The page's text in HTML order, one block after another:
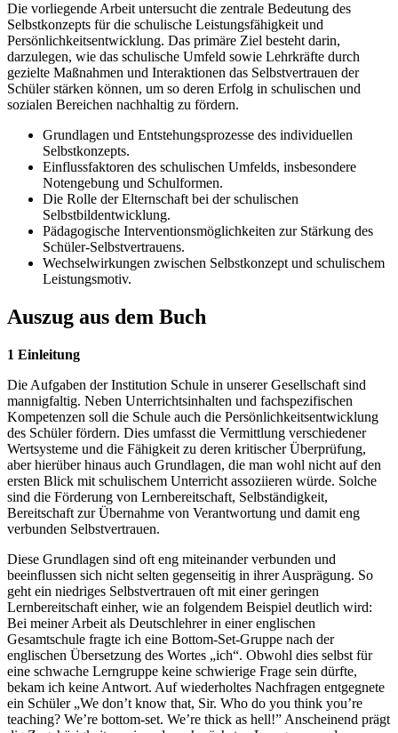
Die vorliegende Arbeit untersucht die zentrale Bedeutung des
Selbstkonzepts für die schulische Leistungsfähigkeit und
Persönlichkeitsentwicklung. Das primäre Ziel besteht darin,
darzulegen, wie das schulische Umfeld sowie Lehrkräfte durch
gezielte Maßnahmen und Interaktionen das Selbstvertrauen der
Schüler stärken können, um so deren Erfolg in schulischen und
sozialen Bereichen nachhaltig zu fördern.
Grundlagen und Entstehungsprozesse des individuellen
Selbstkonzepts.
Einflussfaktoren des schulischen Umfelds, insbesondere
Notengebung und Schulformen.
Die Rolle der Elternschaft bei der schulischen
Selbstbildentwicklung.
Pädagogische Interventionsmöglichkeiten zur Stärkung des
Schüler-Selbstvertrauens.
Wechselwirkungen zwischen Selbstkonzept und schulischem
Leistungsmotiv.
Auszug aus dem Buch
1 Einleitung
Die Aufgaben der Institution Schule in unserer Gesellschaft sind
mannigfaltig. Neben Unterrichtsinhalten und fachspezifischen
Kompetenzen soll die Schule auch die Persönlichkeitsentwicklung
des Schüler fördern. Dies umfasst die Vermittlung verschiedener
Wertsysteme und die Fähigkeit zu deren kritischer Überprüfung,
aber hierüber hinaus auch Grundlagen, die man wohl nicht auf den
ersten Blick mit schulischem Unterricht assoziieren würde. Solche
sind die Förderung von Lernbereitschaft, Selbständigkeit,
Bereitschaft zur Übernahme von Verantwortung und damit eng
verbunden Selbstvertrauen.
Diese Grundlagen sind oft eng miteinander verbunden und
beeinflussen sich nicht selten gegenseitig in ihrer Ausprägung. So
geht ein niedriges Selbstvertrauen oft mit einer geringen
Lernbereitschaft einher, wie an folgendem Beispiel deutlich wird:
Bei meiner Arbeit als Deutschlehrer in einer englischen
Gesamtschule fragte ich eine Bottom-Set-Gruppe nach der
englischen Übersetzung des Wortes „ich“. Obwohl dies selbst für
eine schwache Lerngruppe keine schwierige Frage sein dürfte,
bekam ich keine Antwort. Auf wiederholtes Nachfragen entgegnete
ein Schüler „We don’t know that, Sir. Who do you think you’re
teaching? We’re bottom-set. We’re thick as hell!” Anscheinend prägt